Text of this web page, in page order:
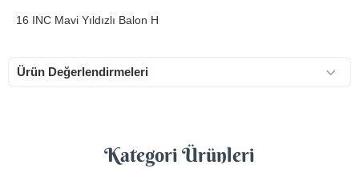
16 INC Mavi Yıldızlı Balon H
Ürün Değerlendirmeleri
Kategori Ürünleri